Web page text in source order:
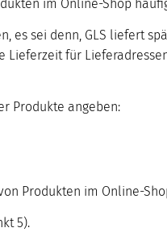
im Online-Shop
es sei denn, GLS liefert
für
Produkte angeben:
Produkten im Online-
5).